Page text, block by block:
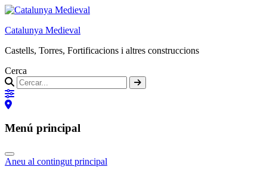
Catalunya Medieval
Castells, Torres, Fortificacions i altres construccions
Cerca
Menú principal
Aneu al contingut principal